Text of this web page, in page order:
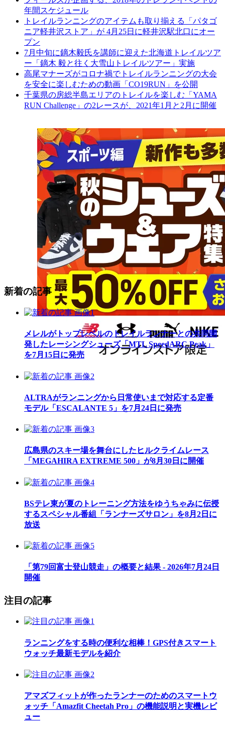
年間スケジュール
トレイルランニングのアイテムも取り揃える「パタゴ
ニア軽井沢ストア」が 4月25日に軽井沢駅北口にオー
プン
7月中旬に鏑木毅氏を講師に迎えた北海道トレイルツア
ー「鏑木 毅と往く大雪山トレイルツアー」実施
高尾マナーズがコロナ禍でトレイルランニングの大会
を安全に楽しむための動画「CO19RUN」を公開
千葉県の房総半島エリアのトレイルを楽しむ「YAMA
RUN Challenge」の2レースが、2021年1月と2月に開催
新着の記事
メレルがトップレベルのトレイルランナーとの共同開
発したレーシングシューズ「MTL SpeedARC Peak」
を7月15日に発売
ALTRAがランニングから日常使いまで対応する定番
モデル「ESCALANTE 5」を7月24日に発売
広島県のスキー場を舞台にしたヒルクライムレース
「MEGAHIRA EXTREME 500」が8月30日に開催
BSテレ東が夏のトレーニング方法をゆうちゃみに伝授
するスペシャル番組「ランナーズサロン」を8月2日に
放送
「第79回富士登山競走」の概要と結果 - 2026年7月24日
開催
注目の記事
ランニングをする時の便利な相棒！GPS付きスマート
ウォッチ最新モデルを紹介
アマズフィットが作ったランナーのためのスマートウ
ォッチ「Amazfit Cheetah Pro」の機能説明と実機レビ
ュー